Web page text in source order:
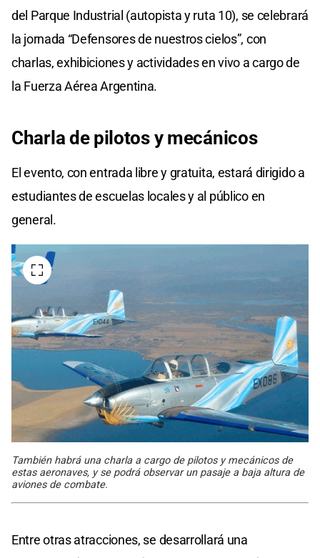
del Parque Industrial (autopista y ruta 10), se celebrará
la jornada “Defensores de nuestros cielos”, con
charlas, exhibiciones y actividades en vivo a cargo de
la Fuerza Aérea Argentina.
Charla de pilotos y mecánicos
El evento, con entrada libre y gratuita, estará dirigido a
estudiantes de escuelas locales y al público en
general.
También habrá una charla a cargo de pilotos y mecánicos de
estas aeronaves, y se podrá observar un pasaje a baja altura de
aviones de combate.
Entre otras atracciones, se desarrollará una